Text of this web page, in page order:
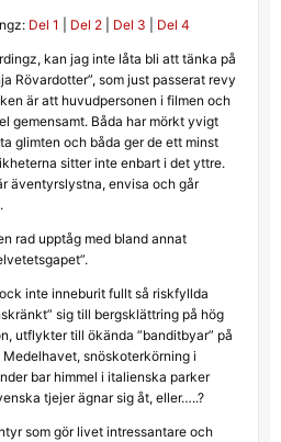
Del 1 Del 2| Del 3 Del 4
kan jag inte låta bli att tänka på
Rövardotter”, som just passerat revy
är att huvudpersonen i filmen och
gemensamt. Båda har mörkt yvigt
glimten och båda ger de ett minst
sitter inte enbart i det yttre.
äventyrslystna, envisa och går
rad upptåg med bland annat
inte inneburit fullt så riskfyllda
sig till bergsklättring på hög
utflykter till ökända ”banditbyar” på
snöskoterkörning i
bar himmel i italienska parker
tjejer ägnar sig åt, eller…..?
som gör livet intressantare och